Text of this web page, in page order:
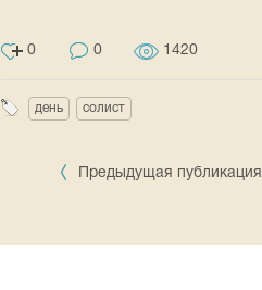
0 0 1420
день солист
Предыдущая публикация